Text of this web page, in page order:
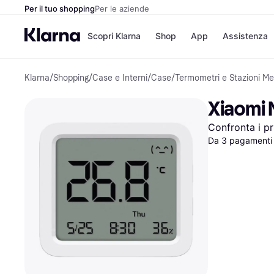
Per il tuo shoppingPer le aziende
Scopri Klarna
Opzioni di
Paga ora
Paga in 3 rate
Paga dopo 30 giorni
Finanziamento
Shop
Negozi
Unieuro
Media
eBay
Zalando
App Assistenza
Klarna/Shopping/Case e Interni/Case/Termometri e Stazioni
Xiaomi
Confronta i
Da 3